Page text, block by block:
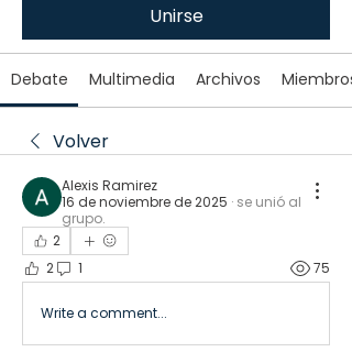
Unirse
Debate Multimedia Archivos Miembros
Volver
Alexis Ramirez
16 de noviembre de 2025 · se unió al
grupo.
2
2
1 75
Write a comment...